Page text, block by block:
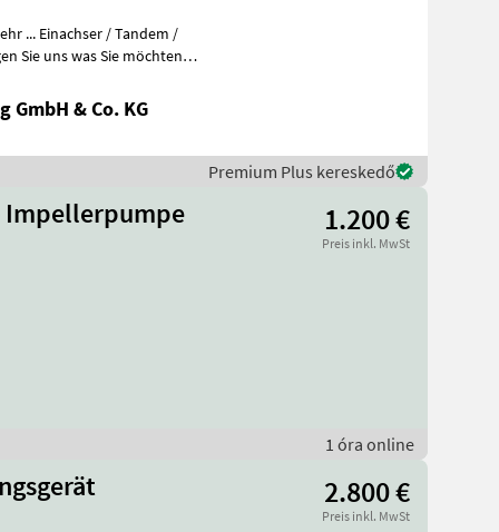
... Einachser / Tandem /
Sie uns was Sie möchten
GmbH & Co. KG
Premium Plus kereskedő
Impellerpumpe 1.200 €
Preis inkl. MwSt
1 óra online
2.800 €
Preis inkl. MwSt